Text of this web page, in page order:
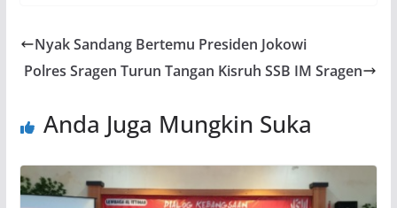
Nyak Sandang Bertemu Presiden Jokowi
Polres Sragen Turun Tangan Kisruh SSB IM Sragen
Anda Juga Mungkin Suka